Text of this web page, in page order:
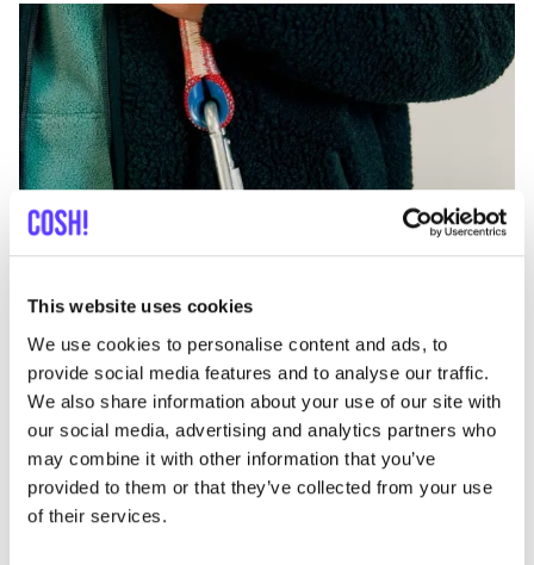
This website uses cookies
We use cookies to personalise content and ads, to
provide social media features and to analyse our traffic.
We also share information about your use of our site with
our social media, advertising and analytics partners who
may combine it with other information that you’ve
provided to them or that they’ve collected from your use
of their services.